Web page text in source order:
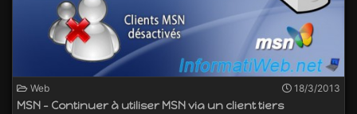
Web 18/3/2013
MSN - Continuer à utiliser MSN via un client tiers